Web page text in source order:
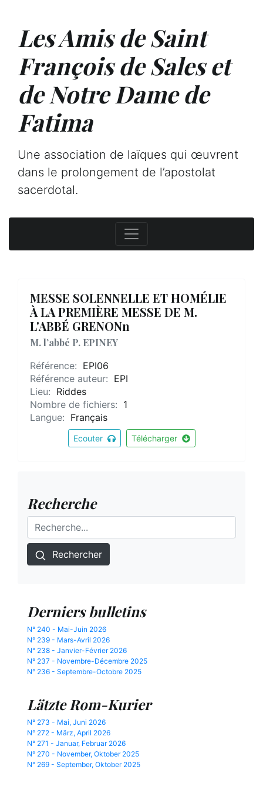
Les Amis de Saint
François de Sales et
de Notre Dame de
Fatima
Une association de laïques qui œuvrent
dans le prolongement de l’apostolat
sacerdotal.
MESSE SOLENNELLE ET HOMÉLIE
À LA PREMIÈRE MESSE DE M.
L'ABBÉ GRENONn
M. l’abbé P. EPINEY
Référence: EPI06
Référence auteur: EPI
Lieu: Riddes
Nombre de fichiers: 1
Langue: Français
Ecouter Télécharger
Recherche
Rechercher
Derniers bulletins
N° 240 - Mai-Juin 2026
N° 239 - Mars-Avril 2026
N° 238 - Janvier-Février 2026
N° 237 - Novembre-Décembre 2025
N° 236 - Septembre-Octobre 2025
Lätzte Rom-Kurier
N° 273 - Mai, Juni 2026
N° 272 - März, April 2026
N° 271 - Januar, Februar 2026
N° 270 - November, Oktober 2025
N° 269 - September, Oktober 2025